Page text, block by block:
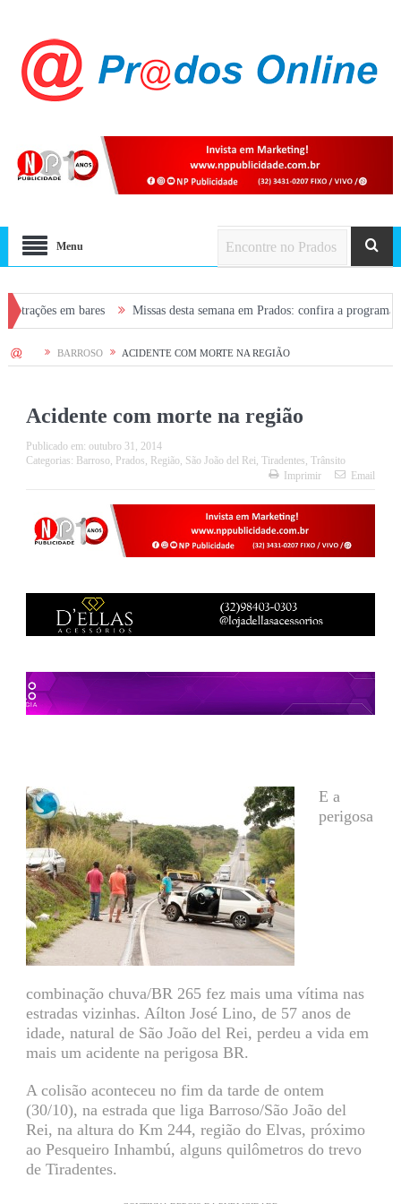
Menu
em bares Missas desta semana em Prados: confira a programação de 5 a
HOME BARROSO ACIDENTE COM MORTE NA REGIÃO
Acidente com morte na região
Publicado em: outubro 31, 2014
Categorias: Barroso, Prados, Região, São João del Rei, Tiradentes, Trânsito
Imprimir
Email
E a
perigosa
combinação chuva/BR 265 fez mais uma vítima nas
estradas vizinhas. Aílton José Lino, de 57 anos de
idade, natural de São João del Rei, perdeu a vida em
mais um acidente na perigosa BR.
A colisão aconteceu no fim da tarde de ontem
(30/10), na estrada que liga Barroso/São João del
Rei, na altura do Km 244, região do Elvas, próximo
ao Pesqueiro Inhambú, alguns quilômetros do trevo
de Tiradentes.